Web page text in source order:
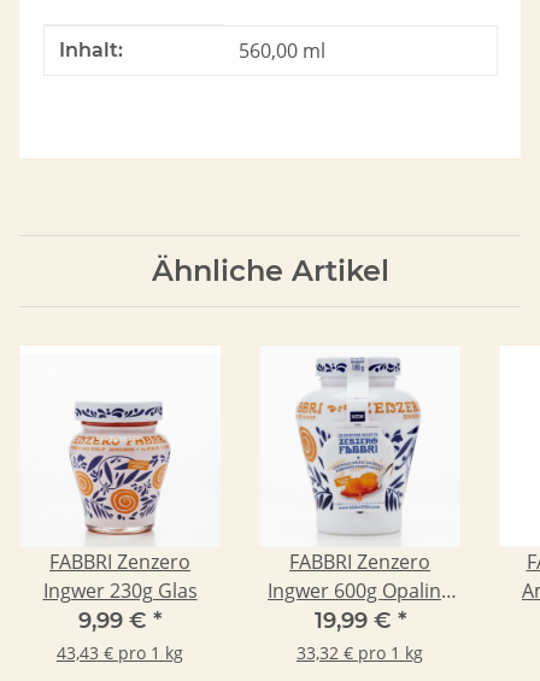
Produkteigenschaft
Wert
Inhalt: 560,00 ml
Ähnliche Artikel
FABBRI Zenzero
Ingwer 230g Glas
9,99 € *
43,43 € pro 1 kg
FABBRI Zenzero
Ingwer 600g Opaline
Vase
19,99 € *
33,32 € pro 1 kg